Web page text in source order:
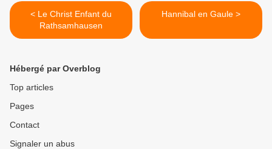
< Le Christ Enfant du
Rathsamhausen
Hannibal en Gaule >
Hébergé par Overblog
Top articles
Pages
Contact
Signaler un abus